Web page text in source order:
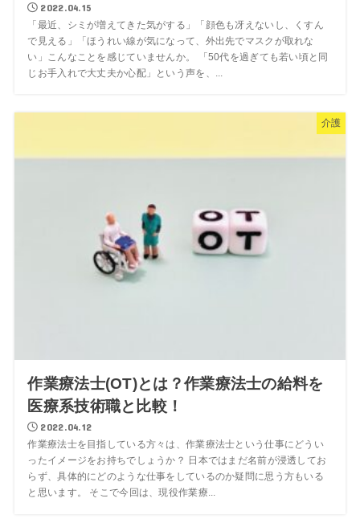
2022.04.15
「最近、シミが増えてきた気がする」「顔色も冴えないし、くすん
で見える」「ほうれい線が気になって、外出先でマスクが取れな
い」こんなことを感じていませんか。 「50代を過ぎても若い頃と同
じお手入れで大丈夫か心配」という声を、...
介護
作業療法士(OT)とは？作業療法士の給料を
医療系技術職と比較！
2022.04.12
作業療法士を目指している方々は、作業療法士という仕事にどうい
ったイメージをお持ちでしょうか？ 日本ではまだ名前が浸透してお
らず、具体的にどのような仕事をしているのか疑問に思う方もいる
と思います。 そこで今回は、現役作業療...